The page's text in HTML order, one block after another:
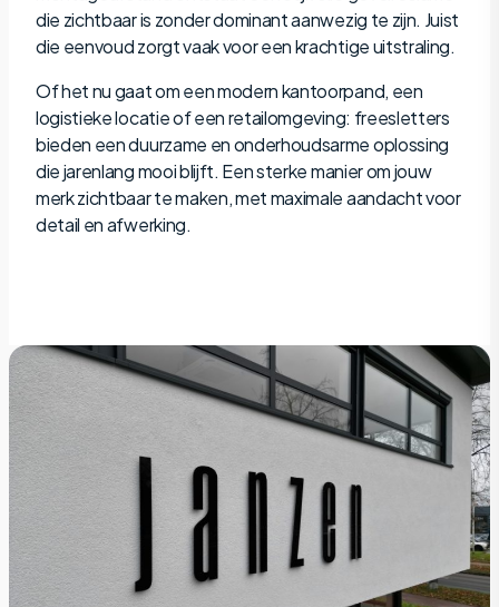
die zichtbaar is zonder dominant aanwezig te zijn. Juist
die eenvoud zorgt vaak voor een krachtige uitstraling.
Of het nu gaat om een modern kantoorpand, een
logistieke locatie of een retailomgeving: freesletters
bieden een duurzame en onderhoudsarme oplossing
die jarenlang mooi blijft. Een sterke manier om jouw
merk zichtbaar te maken, met maximale aandacht voor
detail en afwerking.